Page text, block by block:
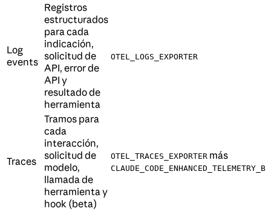
Log
events
Registros
estructurados
para cada
indicación,
solicitud de
API, error de
API y
resultado de
herramienta
OTEL_LOGS_EXPORTER
Traces
Tramos para
cada
interacción,
solicitud de
modelo,
llamada de
herramienta y
hook (beta)
OTEL_TRACES_EXPORTER más